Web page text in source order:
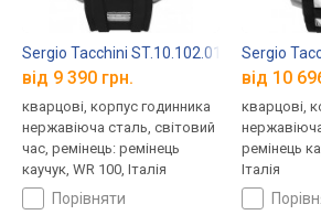
Sergio Tacchini ST.10.102.01
від 9 390 грн.
кварцові, корпус годинника
нержавіюча сталь, світовий
час, ремінець: ремінець
каучук, WR 100, Італія
порівняти
Sergio
від 10
кварцові,
ремінець
Італія